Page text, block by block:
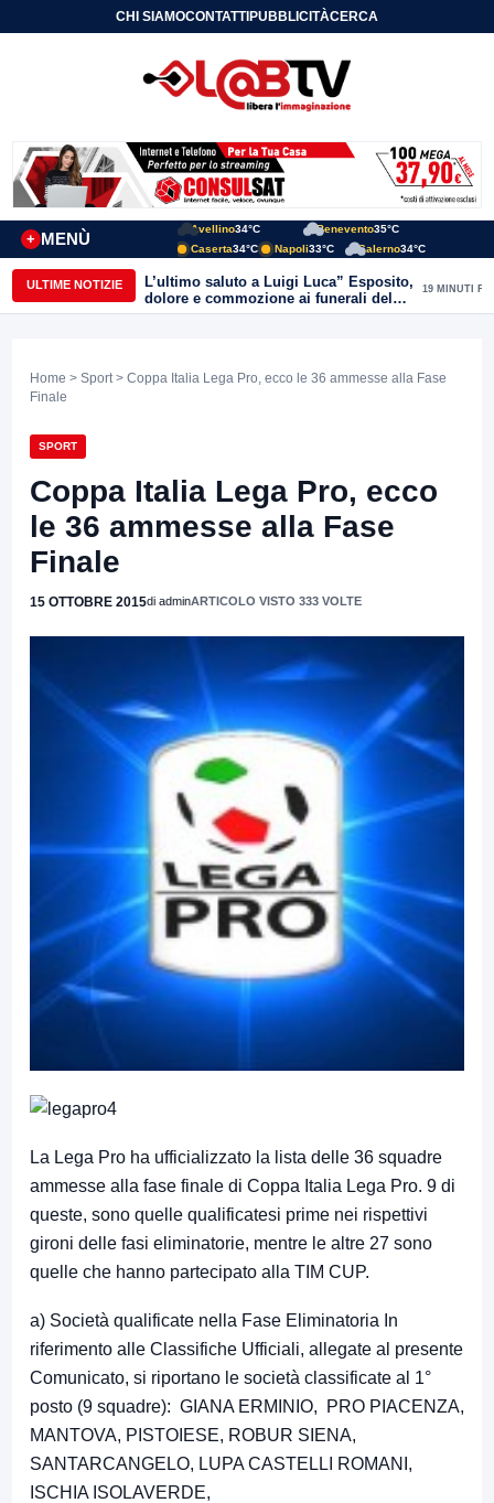
CHI SIAMOCONTATTIPUBBLICITÀCERCA
MENÙ
+
Avellino34°C Benevento35°C
Caserta34°C Napoli33°C Salerno34°C
ULTIME NOTIZIE
L’ultimo saluto a Luigi Luca” Esposito,
dolore e commozione ai funerali del
giornalista ucciso
19 MINUTI FA
Home > Sport > Coppa Italia Lega Pro, ecco le 36 ammesse alla Fase
Finale
SPORT
Coppa Italia Lega Pro, ecco
le 36 ammesse alla Fase
Finale
15 OTTOBRE 2015di adminARTICOLO VISTO 333 VOLTE
La Lega Pro ha ufficializzato la lista delle 36 squadre
ammesse alla fase finale di Coppa Italia Lega Pro. 9 di
queste, sono quelle qualificatesi prime nei rispettivi
gironi delle fasi eliminatorie, mentre le altre 27 sono
quelle che hanno partecipato alla TIM CUP.
a) Società qualificate nella Fase Eliminatoria In
riferimento alle Classifiche Ufficiali, allegate al presente
Comunicato, si riportano le società classificate al 1°
posto (9 squadre): GIANA ERMINIO, PRO PIACENZA,
MANTOVA, PISTOIESE, ROBUR SIENA,
SANTARCANGELO, LUPA CASTELLI ROMANI,
ISCHIA ISOLAVERDE,